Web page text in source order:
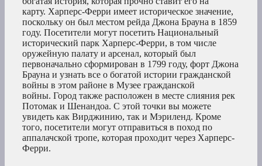
карту. Харперс-Ферри имеет историческое значение,
поскольку он был местом рейда Джона Брауна в 1859
году. Посетители могут посетить Национальный
исторический парк Харперс-Ферри, в том числе
оружейную палату и арсенал, который был
первоначально сформирован в 1799 году, форт Джона
Брауна и узнать все о богатой истории гражданской
войны в этом районе в Музее гражданской
войны. Город также расположен в месте слияния рек
Потомак и Шенандоа. С этой точки вы можете
увидеть как Вирджинию, так и Мэриленд. Кроме
того, посетители могут отправиться в поход по
аппалачской тропе, которая проходит через Харперс-
Ферри.